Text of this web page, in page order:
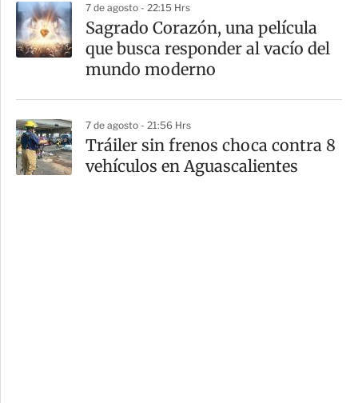
7 de agosto - 22:15 Hrs
Sagrado Corazón, una película
que busca responder al vacío del
mundo moderno
7 de agosto - 21:56 Hrs
Tráiler sin frenos choca contra 8
vehículos en Aguascalientes